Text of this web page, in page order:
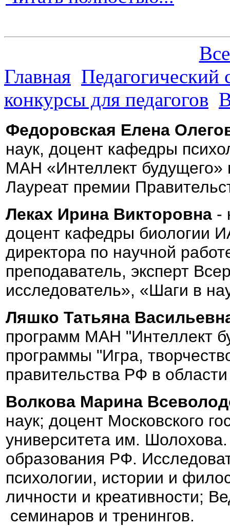
Главная
конкурсы для педагогов
Федоровская Елена
наук, доцент кафедры
МАН «Интеллект будущего»
Лауреат премии
Леках Ирина Викторовна -
доцент кафедры биологии
директора по научной
преподаватель, эксперт
исследователь», «Шаги в
Ляшко Татьяна
программ МАН "Интеллект
программы "Игра,
правительства РФ в
Волкова Марина
наук; доцент Московского
университета им.
образования РФ.
психологии, истории и
личности и креативности;
cеминаров и тренингов.